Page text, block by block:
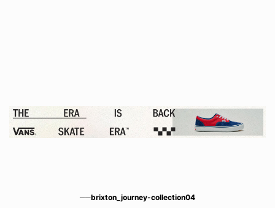
──brixton_journey-collection04